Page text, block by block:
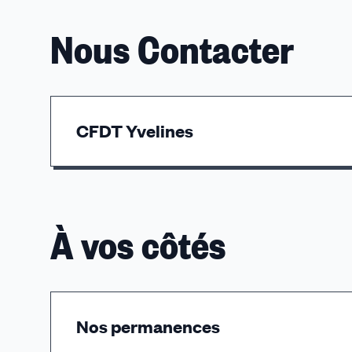
Nous Contacter
CFDT Yvelines
À vos côtés
Nos permanences